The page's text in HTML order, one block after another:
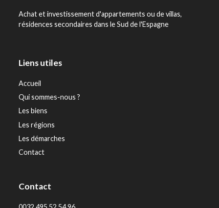
Achat et investissement d'appartements ou de villas,
résidences secondaires dans le Sud de l'Espagne
Liens utiles
Accueil
Qui sommes-nous ?
Les biens
Les régions
Les démarches
Contact
Contact